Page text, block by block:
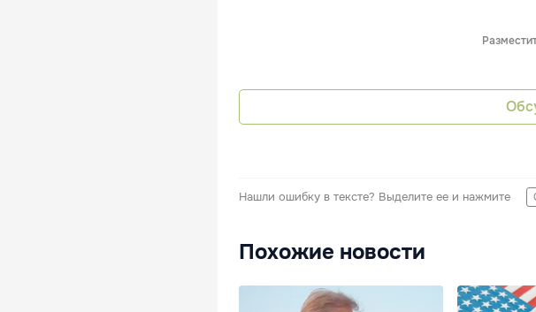
Нашли ошибку в тексте? Выделите ее и нажмите
Похожие новости